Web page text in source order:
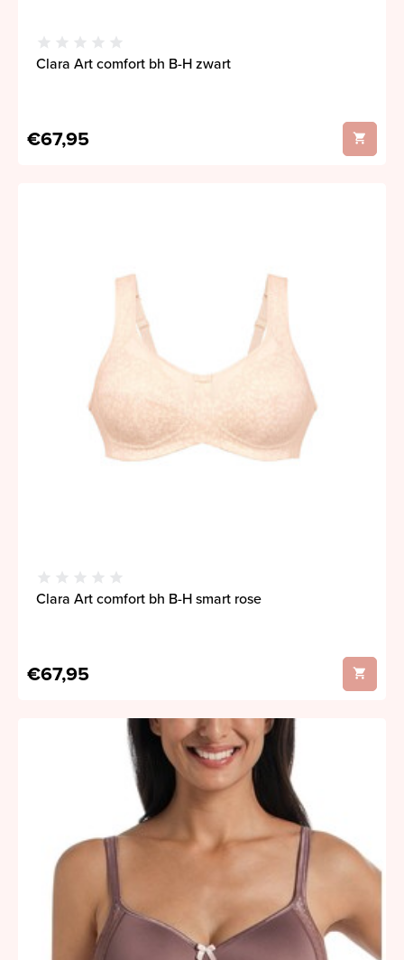
Clara Art comfort bh B-H zwart
€67,95
Clara Art comfort bh B-H smart rose
€67,95